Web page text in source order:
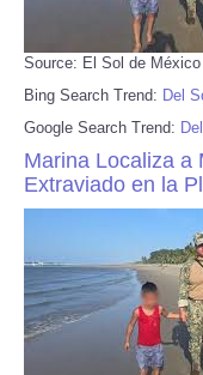
Source: El Sol de México
Bing Search Trend: Del
Google Search Trend:
Marina Localiza a
Extraviado en la